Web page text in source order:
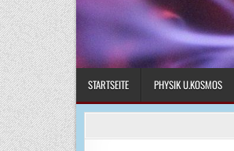
STARTSEITE PHYSIK U.KOSMOS